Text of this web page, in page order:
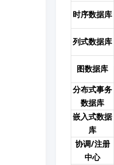
时序数据库
列式数据库
图数据库
分布式事务
数据库
嵌入式数据
库
协调/注册
中心